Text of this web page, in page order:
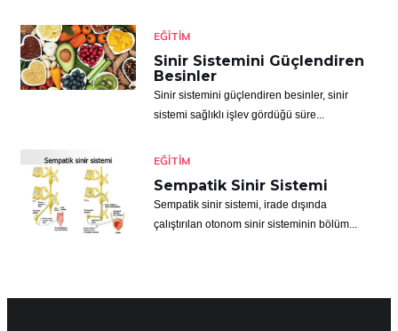
EĞITIM
Sinir Sistemini Güçlendiren
Besinler
Sinir sistemini güçlendiren besinler, sinir
sistemi sağlıklı işlev gördüğü süre...
EĞITIM
Sempatik Sinir Sistemi
Sempatik sinir sistemi, irade dışında
çalıştırılan otonom sinir sisteminin bölüm...